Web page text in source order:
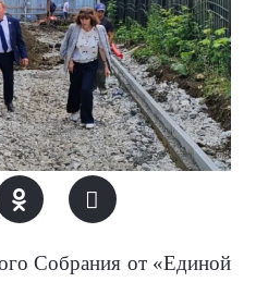
Собрания от «Единой